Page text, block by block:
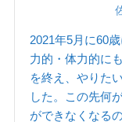
2021年5月に60
力的・体力的に
を終え、やりた
した。この先何
ができなくなる